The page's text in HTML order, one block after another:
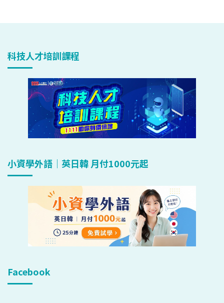
科技人才培訓課程
小資學外語｜英日韓 月付1000元起
Facebook